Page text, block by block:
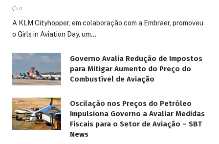
0
A KLM Cityhopper, em colaboração com a Embraer, promoveu
o Girls in Aviation Day, um…
Governo Avalia Redução de Impostos
para Mitigar Aumento do Preço do
Combustível de Aviação
Oscilação nos Preços do Petróleo
Impulsiona Governo a Avaliar Medidas
Fiscais para o Setor de Aviação – SBT
News